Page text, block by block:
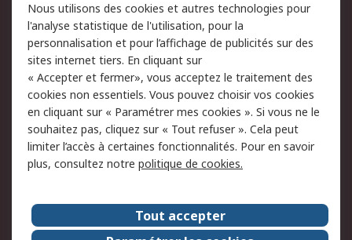
du site
Politique de protection
des données - Mise à
jour
Sécurité des E-mails
Conditions générales
de vente
Politique anti-
corruption
Campagnes marketing
A propos de RS
A propos de RS France
Evénements
Le groupe RS Group Plc
Presse
Nous utilisons des cookies et autres technologies pour
l'analyse statistique de l'utilisation, pour la
personnalisation et pour l’affichage de publicités sur des
sites internet tiers. En cliquant sur
« Accepter et fermer», vous acceptez le traitement des
cookies non essentiels. Vous pouvez choisir vos cookies
en cliquant sur « Paramétrer mes cookies ». Si vous ne le
souhaitez pas, cliquez sur « Tout refuser ». Cela peut
limiter l’accès à certaines fonctionnalités. Pour en savoir
plus, consultez notre politique de cookies.
Tout accepter